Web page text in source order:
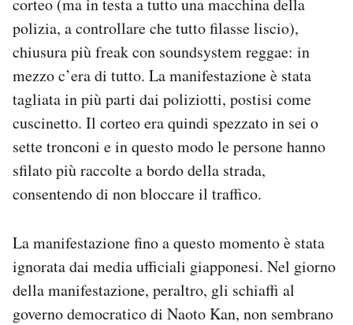
polizia, a controllare che tutto filasse liscio),
chiusura più freak con soundsystem reggae: in
mezzo c’era di tutto. La manifestazione è stata
tagliata in più parti dai poliziotti, postisi come
cuscinetto. Il corteo era quindi spezzato in sei o
sette tronconi e in questo modo le persone hanno
sfilato più raccolte a bordo della strada,
consentendo di non bloccare il traffico.
La manifestazione fino a questo momento è stata
ignorata dai media ufficiali giapponesi. Nel giorno
della manifestazione, peraltro, gli schiaffi al
governo democratico di Naoto Kan, non sembrano